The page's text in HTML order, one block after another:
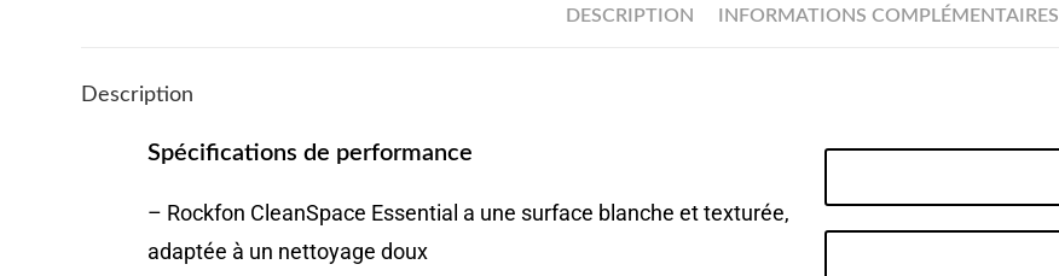
DESCRIPTION INFORMATIONS COMPLÉMENTAIRES
Description
Spécifications de performance
– Rockfon CleanSpace Essential a une surface blanche et texturée,
adaptée à un nettoyage doux